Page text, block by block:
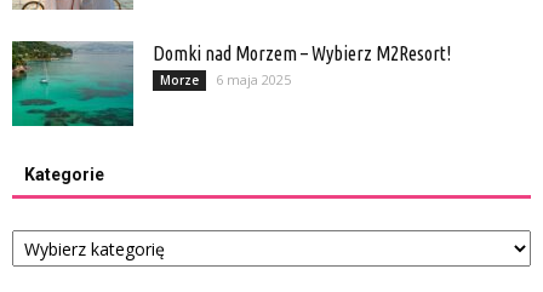
Domki nad Morzem – Wybierz M2Resort!
Morze 6 maja 2025
Kategorie
Kategorie